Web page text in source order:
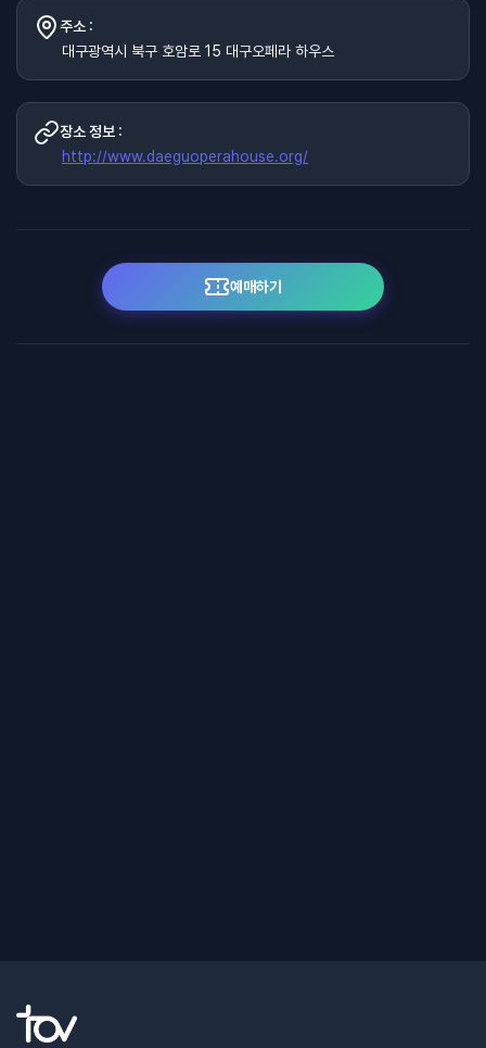
주소 :
대구광역시 북구 호암로 15 대구오페라 하우스
장소 정보 :
http://www.daeguoperahouse.org/
예매하기